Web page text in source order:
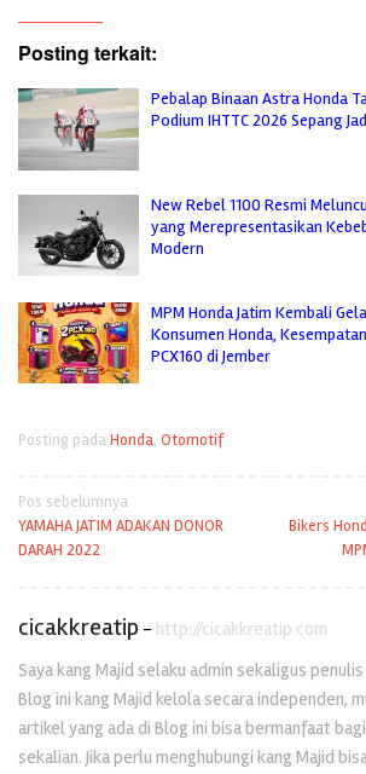
Posting terkait:
Pebalap Binaan Astra Honda
Podium IHTTC 2026 Sepang
New Rebel 1100 Resmi
yang Merepresentasikan
Modern
MPM Honda Jatim Kembali
Konsumen Honda,
PCX160 di Jember
Posting padaHonda, Otomotif
Navigasi
pos
Pos sebelumnya
YAMAHA JATIM ADAKAN DONOR
DARAH 2022
Bikers
cicakkreatip - http://cicakkreatip.com
Saya kang Majid selaku admin sekaligus
Blog ini kang Majid kelola secara independen,
artikel yang ada di Blog ini bisa bermanfaat
sekalian. Jika perlu menghubungi kang Majid